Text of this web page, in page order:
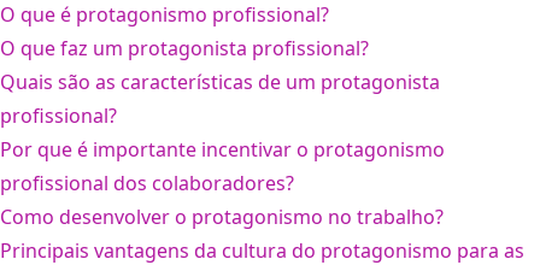
O que é protagonismo profissional?
O que faz um protagonista profissional?
Quais são as características de um protagonista
profissional?
Por que é importante incentivar o protagonismo
profissional dos colaboradores?
Como desenvolver o protagonismo no trabalho?
Principais vantagens da cultura do protagonismo para as